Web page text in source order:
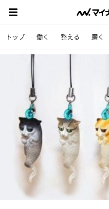
トップ 働く 整える 磨く